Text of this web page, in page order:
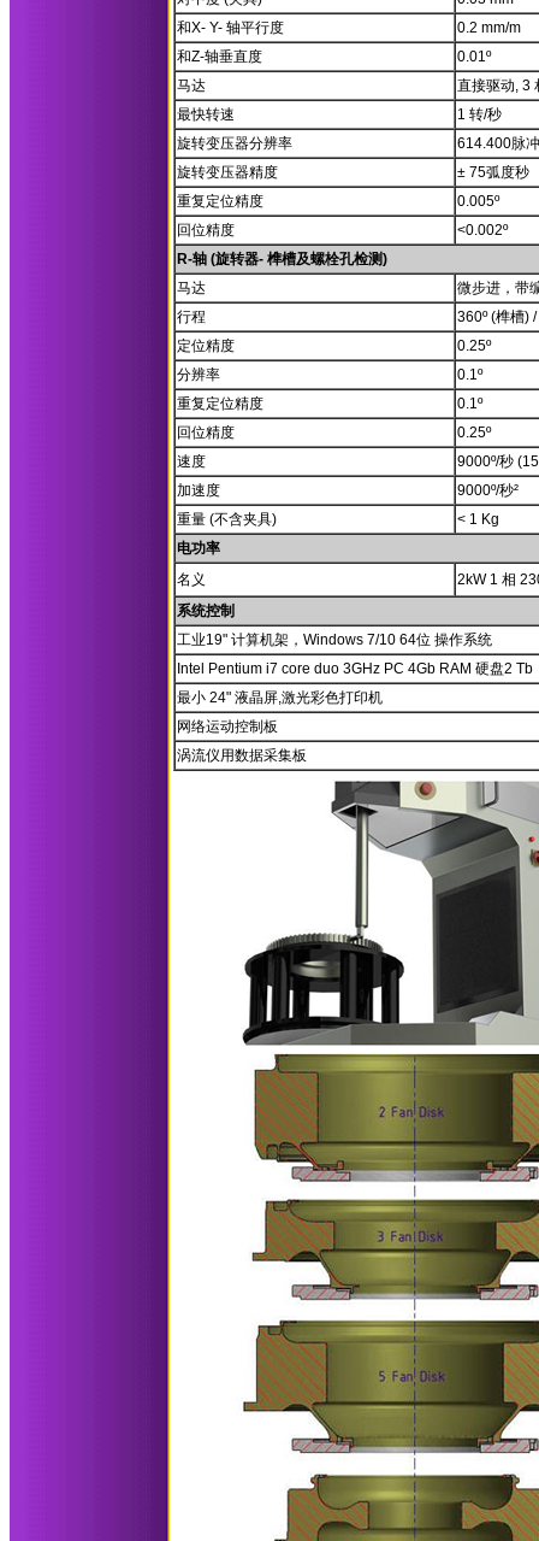
和X- Y- 轴平行度
0.2 mm/m
和Z-轴垂直度
0.01º
马达
直接驱动, 3
最快转速
1 转/秒
旋转变压器分辨率
614.400脉
旋转变压器精度
± 75弧度秒
重复定位精度
0.005º
回位精度
<0.002º
R-轴 (旋转器- 榫槽及螺栓孔检测)
马达
微步进，带
行程
360º (榫槽)
定位精度
0.25º
分辨率
0.1º
重复定位精度
0.1º
回位精度
0.25º
速度
9000º/秒
加速度
9000º/秒²
重量 (不含夹具)
< 1 Kg
电功率
名义
2kW 1 相
系统控制
工业19" 计算机架，Windows 7/10 64位 操作系统
Intel Pentium i7 core duo 3GHz PC 4Gb RAM 硬盘2 Tb
最小 24" 液晶屏,激光彩色打印机
网络运动控制板
涡流仪用数据采集板